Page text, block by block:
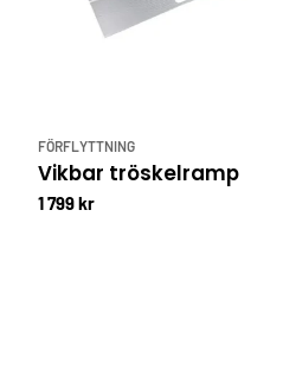
FÖRFLYTTNING
Vikbar tröskelramp
1 799 kr